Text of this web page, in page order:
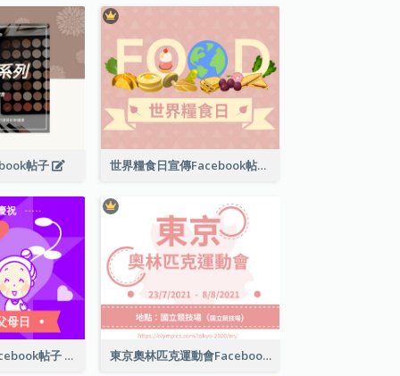
帖子 世界糧食日宣傳Facebook帖子
國際祖父母日Facebook帖子 東京奧林匹克運動會Facebook帖子